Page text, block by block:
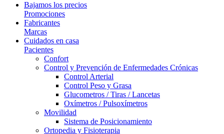
Bajamos los precios
Promociones
Fabricantes
Marcas
Cuidados en casa
Pacientes
Confort
Control y Prevención de Enfermedades Crónicas
Control Arterial
Control Peso y Grasa
Glucometros / Tiras / Lancetas
Oxímetros / Pulsoxímetros
Movilidad
Sistema de Posicionamiento
Ortopedia y Fisioterapia